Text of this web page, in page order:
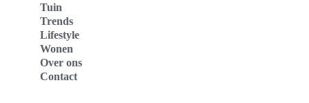
Tuin
Trends
Lifestyle
Wonen
Over ons
Contact